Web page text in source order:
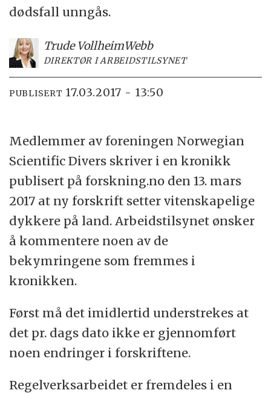
dødsfall unngås.
Trude VollheimWebb
DIREKTØR I ARBEIDSTILSYNET
PUBLISERT 17.03.2017 - 13:50
Medlemmer av foreningen Norwegian
Scientific Divers skriver i en kronikk
publisert på forskning.no den 13. mars
2017 at ny forskrift setter vitenskapelige
dykkere på land. Arbeidstilsynet ønsker
å kommentere noen av de
bekymringene som fremmes i
kronikken.
Først må det imidlertid understrekes at
det pr. dags dato ikke er gjennomført
noen endringer i forskriftene.
Regelverksarbeidet er fremdeles i en